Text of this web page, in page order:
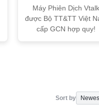
TT&TT
Máy Phiên Dịch
được Bộ TT&TT Việt
cấp GCN hợp quy!
Sort by